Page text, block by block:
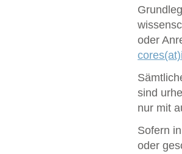
oder
sind
nur mit
Sofern
oder